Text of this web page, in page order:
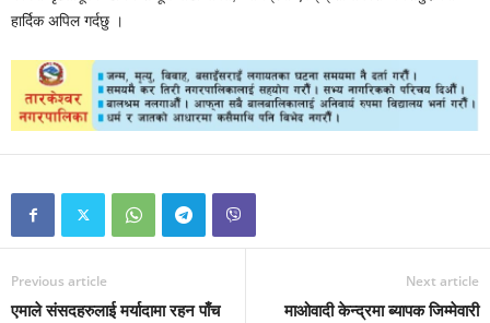
हार्दिक अपिल गर्दछु ।
Previous article
एमाले संसदहरुलाई मर्यादामा रहन पाँच
Next article
माओवादी केन्द्रमा ब्यापक जिम्मेवारी